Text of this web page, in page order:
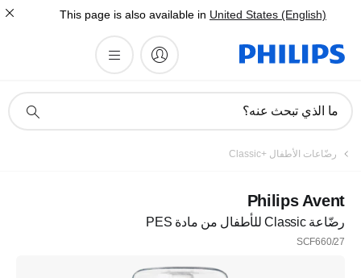
This page is also available in United States (English)
دعم
ما الذي تبحث عنه؟
تسجيل
تسجيل
رضّاعات الأطفال Classic+‎
Philips Avent
رضّاعة Classic للأطفال من مادة PES
SCF660/27